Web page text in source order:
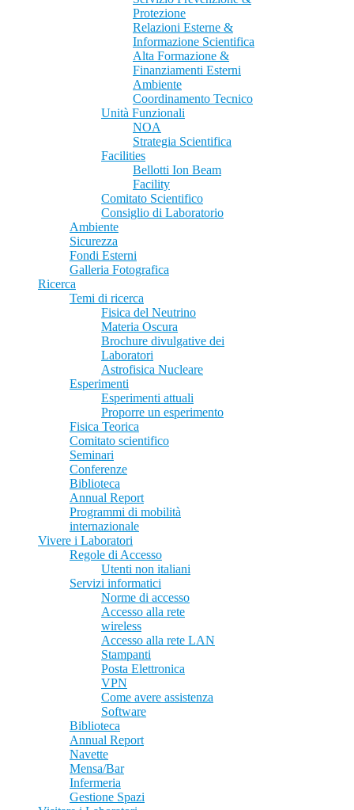
Protezione
Relazioni Esterne &
Informazione Scientifica
Alta Formazione &
Finanziamenti Esterni
Ambiente
Coordinamento Tecnico
Unità Funzionali
NOA
Strategia Scientifica
Facilities
Bellotti Ion Beam
Facility
Comitato Scientifico
Consiglio di Laboratorio
Ambiente
Sicurezza
Fondi Esterni
Galleria Fotografica
Ricerca
Temi di ricerca
Fisica del Neutrino
Materia Oscura
Brochure divulgative dei
Laboratori
Astrofisica Nucleare
Esperimenti
Esperimenti attuali
Proporre un esperimento
Fisica Teorica
Comitato scientifico
Seminari
Conferenze
Biblioteca
Annual Report
Programmi di mobilità
internazionale
Vivere i Laboratori
Regole di Accesso
Utenti non italiani
Servizi informatici
Norme di accesso
Accesso alla rete
wireless
Accesso alla rete LAN
Stampanti
Posta Elettronica
VPN
Come avere assistenza
Software
Biblioteca
Annual Report
Navette
Mensa/Bar
Infermeria
Gestione Spazi